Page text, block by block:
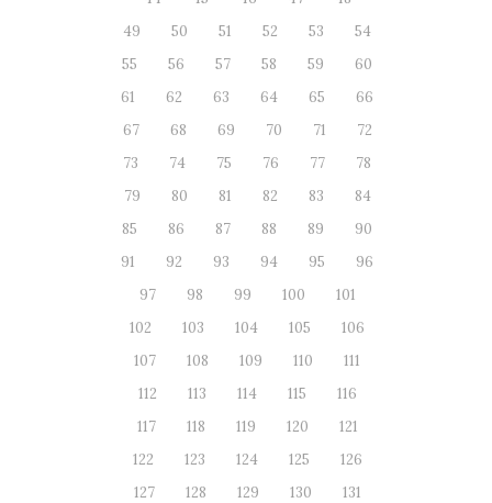
49
50 51 52 53
54
55
56 57 58 59
60
61
62 63 64 65
66
67
68 69 70 71
72
73
74 75 76 77
78
79
80 81 82 83
84
85
86 87 88 89
90
91
92 93 94 95
96
97
98 99 100
101
102
103 104 105
106
107
108 109 110
111
112
113 114 115
116
117
118 119 120
121
122
123 124 125
126
127
128 129 130
131